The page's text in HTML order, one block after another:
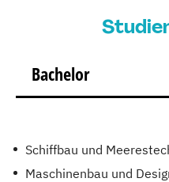
Bachelor
Schiffbau und
Maschinenbau und